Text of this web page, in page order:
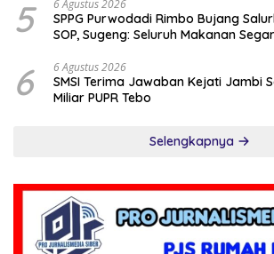
5 6 Agustus 2026
SPPG Purwodadi Rimbo Bujang
SOP, Sugeng: Seluruh Makanan
6 6 Agustus 2026
SMSI Terima Jawaban Kejati Jambi
Miliar PUPR Tebo
Selengkapnya